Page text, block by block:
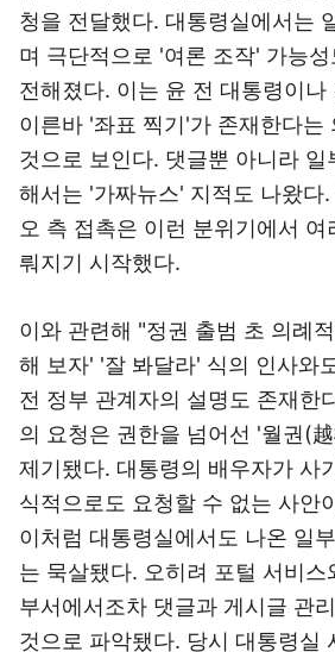
청을 전달했다. 대통령실에서는
며 극단적으로 '여론 조작' 가능
전해졌다. 이는 윤 전 대통령이나
이른바 '좌표 찍기'가 존재한다는
것으로 보인다. 댓글뿐 아니라 일
해서는 '가짜뉴스' 지적도 나왔다
오 측 접촉은 이런 분위기에서 여
뤄지기 시작했다.
이와 관련해 "정권 출범 초 의례
해 보자' '잘 봐달라' 식의 인사와
전 정부 관계자의 설명도 존재한
의 요청은 권한을 넘어선 '월권(
제기됐다. 대통령의 배우자가 사
식적으로도 요청할 수 없는 사안
이처럼 대통령실에서도 나온 일
는 묵살됐다. 오히려 포털 서비스
부서에서조차 댓글과 게시글 관
것으로 파악됐다. 당시 대통령실